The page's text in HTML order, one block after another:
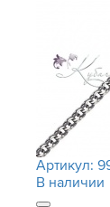
Артикул:
В наличии